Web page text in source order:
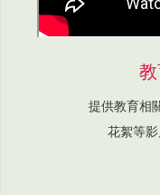
提供教育相
花絮等影